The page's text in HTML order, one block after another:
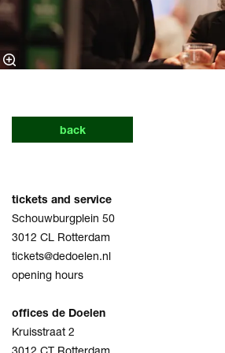
back
tickets and service
Schouwburgplein 50
3012 CL Rotterdam
tickets@dedoelen.nl
opening hours
offices de Doelen
Kruisstraat 2